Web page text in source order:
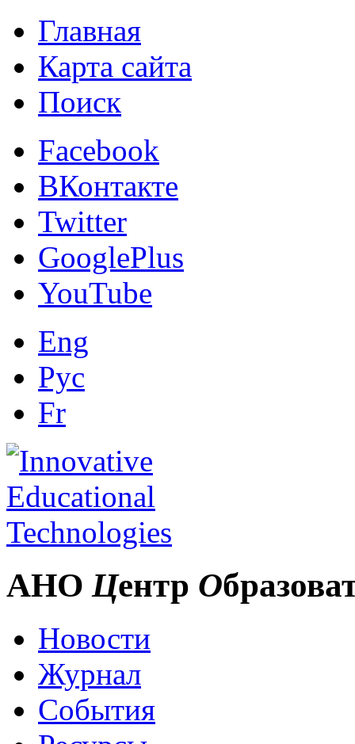
Главная
Карта сайта
Поиск
Facebook
ВКонтакте
Twitter
GooglePlus
YouTube
Eng
Рус
Fr
АНО Центр О
Новости
Журнал
События